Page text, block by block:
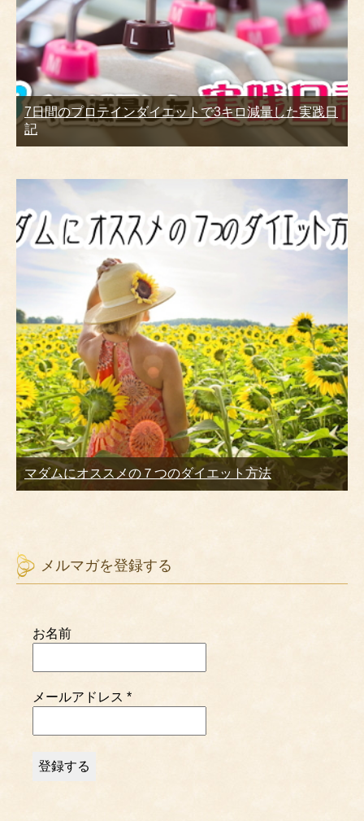
7日間のプロテインダイエットで3キロ減量した実践日
記
マダムにオススメの７つのダイエット方法
メルマガを登録する
お名前
メールアドレス *